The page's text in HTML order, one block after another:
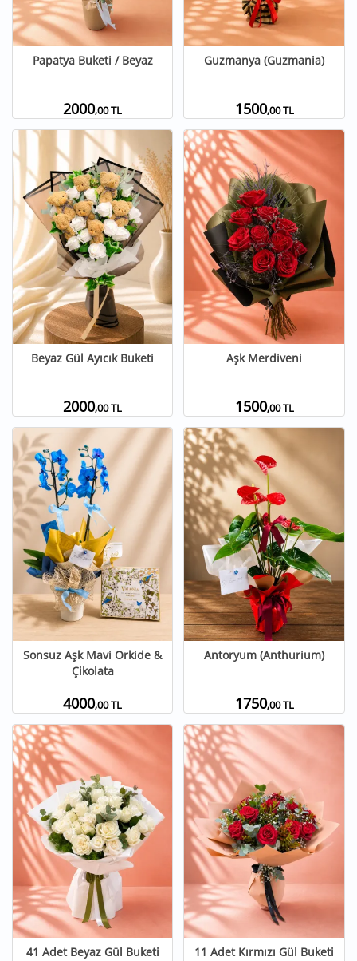
Papatya Buketi / Beyaz
2000,00 TL
Guzmanya (Guzmania)
1500,00 TL
Beyaz Gül Ayıcık Buketi
2000,00 TL
Aşk Merdiveni
1500,00 TL
Sonsuz Aşk Mavi Orkide &
Çikolata
4000,00 TL
Antoryum (Anthurium)
1750,00 TL
41 Adet Beyaz Gül Buketi 11 Adet Kırmızı Gül Buketi